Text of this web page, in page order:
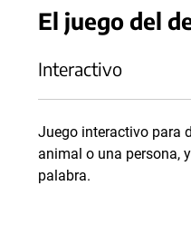
El juego del
Interactivo
Juego interactivo para
animal o una persona,
palabra.